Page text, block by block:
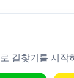
길찾기를 시작